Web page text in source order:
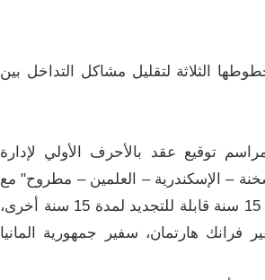
الثلاثة لتقليل مشاكل التداخل بين
توقيع عقد بالأحرف الأولي لإدارة
– الإسكندرية – العلمين – مطروح" مع
تحالف شركات " دويتشه بان" الألمانية و"السويدي اليكتريك "‏ لمدة 15 سنة قابلة للتجديد لمدة 15 سنة أخرى،
هارتمان، سفير جمهورية المانيا